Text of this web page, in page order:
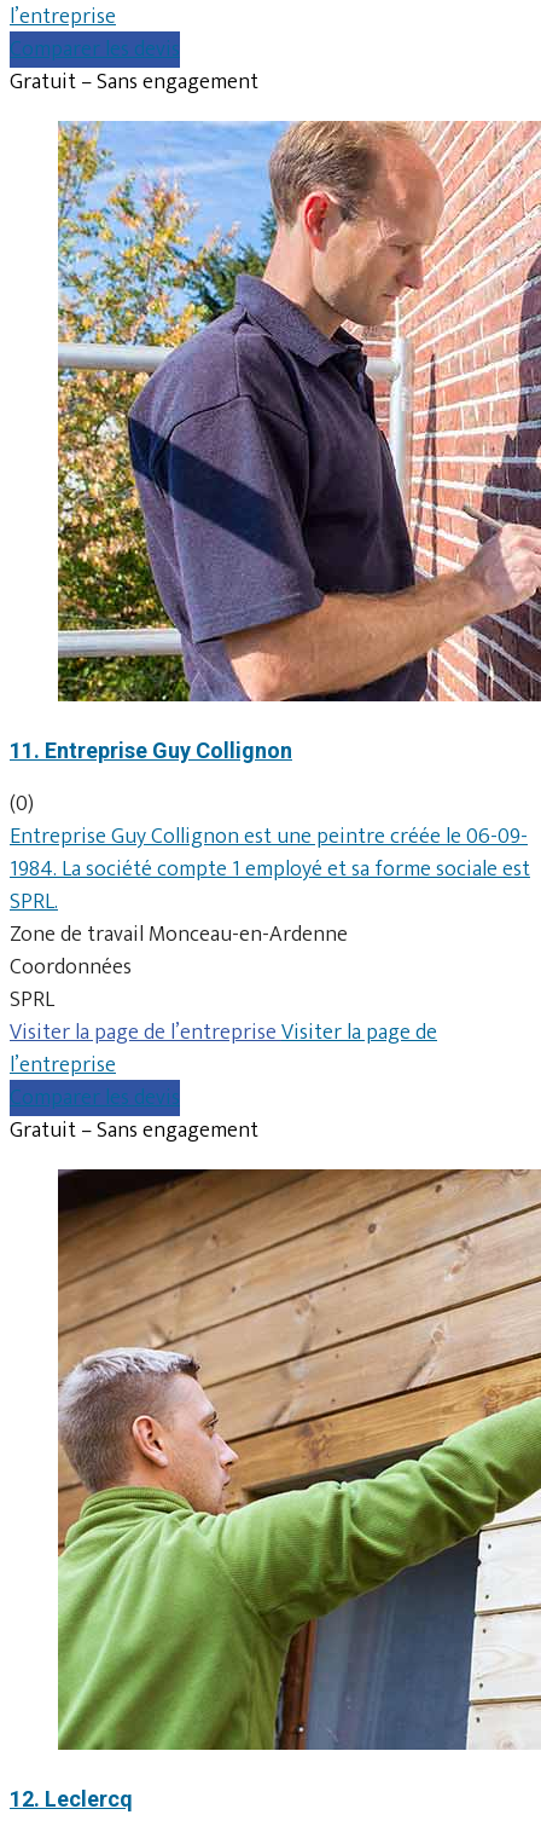
l’entreprise
Comparer les devis
Gratuit – Sans engagement
11. Entreprise Guy Collignon
(0)
Entreprise Guy Collignon est une peintre créée le 06-09-
1984. La société compte 1 employé et sa forme sociale est
SPRL.
Zone de travail Monceau-en-Ardenne
Coordonnées
SPRL
Visiter la page de l’entrepriseVisiter la page de
l’entreprise
Comparer les devis
Gratuit – Sans engagement
12. Leclercq